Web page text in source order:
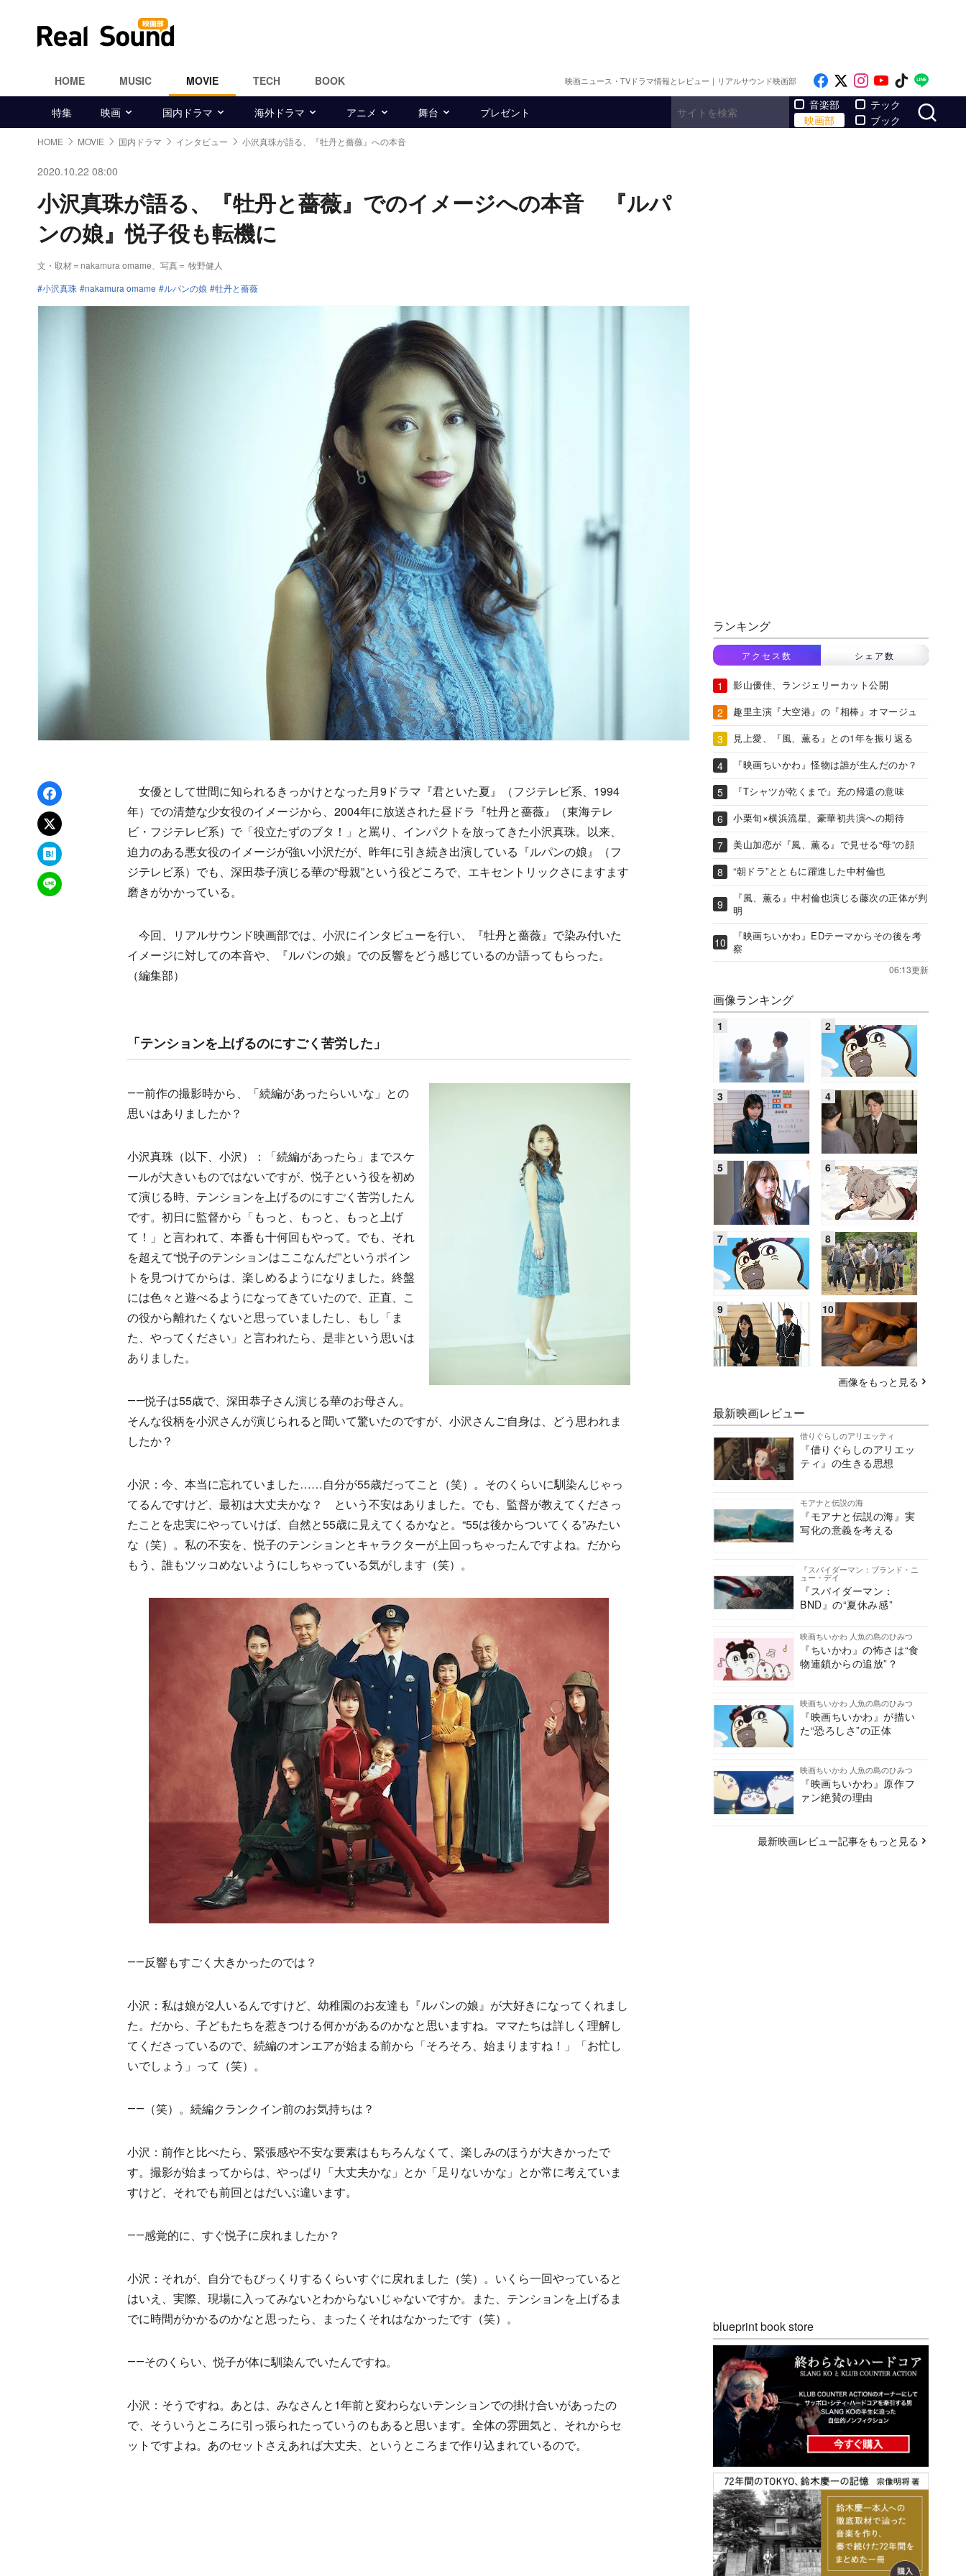
HOME MUSIC MOVIE TECH BOOK 映画ニュース・TVドラマ情報とレビュー｜リアルサウンド映画部 Like on Facebook
Follow on x
Follow on
Follow on
Follow
特集 映画 国内ドラマ 海外ドラマ アニメ 舞台 プレゼント
音楽部
映画部
テック
ブック
HOME MOVIE 国内ドラマ インタビュー 小沢真珠が語る、『牡丹と薔薇』への本音
2020.10.22 08:00
小沢真珠が語る、『牡丹と薔薇』でのイメージへの本音 『ルパ
ンの娘』悦子役も転機に
文・取材＝nakamura omame、写真＝ 牧野健人
小沢真珠
nakamura omame ルパンの娘 牡丹と薔薇
Facebookでシェア
xでポスト
はてなブックマーク
LINEで送る
女優として世間に知られるきっかけとなった月9ドラマ『君といた夏』（フジテレビ系、1994
年）での清楚な少女役のイメージから、2004年に放送された昼ドラ『牡丹と薔薇』（東海テレ
ビ・フジテレビ系）で「役立たずのブタ！」と罵り、インパクトを放ってきた小沢真珠。以来、
迫力のある悪女役のイメージが強い小沢だが、昨年に引き続き出演している『ルパンの娘』（フ
ジテレビ系）でも、深田恭子演じる華の“母親”という役どころで、エキセントリックさにますます
磨きがかかっている。
今回、リアルサウンド映画部では、小沢にインタビューを行い、『牡丹と薔薇』で染み付いた
イメージに対しての本音や、『ルパンの娘』での反響をどう感じているのか語ってもらった。
（編集部）
「テンションを上げるのにすごく苦労した」
――前作の撮影時から、「続編があったらいいな」との
思いはありましたか？
小沢真珠（以下、小沢）：「続編があったら」までスケ
ールが大きいものではないですが、悦子という役を初め
て演じる時、テンションを上げるのにすごく苦労したん
です。初日に監督から「もっと、もっと、もっと上げ
て！」と言われて、本番も十何回もやって。でも、それ
を超えて“悦子のテンションはここなんだ”というポイン
トを見つけてからは、楽しめるようになりました。終盤
には色々と遊べるようになってきていたので、正直、こ
の役から離れたくないと思っていましたし、もし「ま
た、やってください」と言われたら、是非という思いは
ありました。
――悦子は55歳で、深田恭子さん演じる華のお母さん。
そんな役柄を小沢さんが演じられると聞いて驚いたのですが、小沢さんご自身は、どう思われま
したか？
小沢：今、本当に忘れていました……自分が55歳だってこと（笑）。そのくらいに馴染んじゃっ
てるんですけど、最初は大丈夫かな？ という不安はありました。でも、監督が教えてくださっ
たことを忠実にやっていけば、自然と55歳に見えてくるかなと。“55は後からついてくる”みたい
な（笑）。私の不安を、悦子のテンションとキャラクターが上回っちゃったんですよね。だから
もう、誰もツッコめないようにしちゃっている気がします（笑）。
――反響もすごく大きかったのでは？
小沢：私は娘が2人いるんですけど、幼稚園のお友達も『ルパンの娘』が大好きになってくれまし
た。だから、子どもたちを惹きつける何かがあるのかなと思いますね。ママたちは詳しく理解し
てくださっているので、続編のオンエアが始まる前から「そろそろ、始まりますね！」「お忙し
いでしょう」って（笑）。
――（笑）。続編クランクイン前のお気持ちは？
小沢：前作と比べたら、緊張感や不安な要素はもちろんなくて、楽しみのほうが大きかったで
す。撮影が始まってからは、やっぱり「大丈夫かな」とか「足りないかな」とか常に考えていま
すけど、それでも前回とはだいぶ違います。
――感覚的に、すぐ悦子に戻れましたか？
小沢：それが、自分でもびっくりするくらいすぐに戻れました（笑）。いくら一回やっていると
はいえ、実際、現場に入ってみないとわからないじゃないですか。また、テンションを上げるま
でに時間がかかるのかなと思ったら、まったくそれはなかったです（笑）。
――そのくらい、悦子が体に馴染んでいたんですね。
小沢：そうですね。あとは、みなさんと1年前と変わらないテンションでの掛け合いがあったの
で、そういうところに引っ張られたっていうのもあると思います。全体の雰囲気と、それからセ
ットですよね。あのセットさえあれば大丈夫、というところまで作り込まれているので。
ランキング
アクセス数 シェア数
影山優佳、ランジェリーカット公開
趣里主演『大空港』の『相棒』オマージュ
見上愛、『風、薫る』との1年を振り返る
『映画ちいかわ』怪物は誰が生んだのか？
『Tシャツが乾くまで』充の帰還の意味
小栗旬×横浜流星、豪華初共演への期待
美山加恋が『風、薫る』で見せる“母”の顔
“朝ドラ”とともに躍進した中村倫也
『風、薫る』中村倫也演じる藤次の正体が判
明
『映画ちいかわ』EDテーマからその後を考
察
06:13更新
画像ランキング
画像をもっと見る
最新映画レビュー
借りぐらしのアリエッティ
『借りぐらしのアリエッ
ティ』の生きる思想
モアナと伝説の海
『モアナと伝説の海』実
写化の意義を考える
『スパイダーマン：ブランド・ニ
ュー・デイ
『スパイダーマン：
BND』の“夏休み感”
映画ちいかわ 人魚の島のひみつ
『ちいかわ』の怖さは“食
物連鎖からの追放”？
映画ちいかわ 人魚の島のひみつ
『映画ちいかわ』が描い
た“恐ろしさ”の正体
映画ちいかわ 人魚の島のひみつ
『映画ちいかわ』原作フ
ァン絶賛の理由
最新映画レビュー記事をもっと見る
blueprint book store